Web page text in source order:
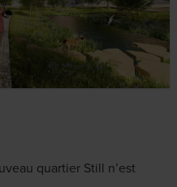
quartier Still n’est